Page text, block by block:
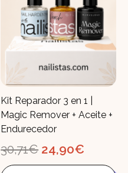
Kit Reparador 3 en 1 |
Magic Remover + Aceite +
Endurecedor
30,71€ El
precio
24,90€